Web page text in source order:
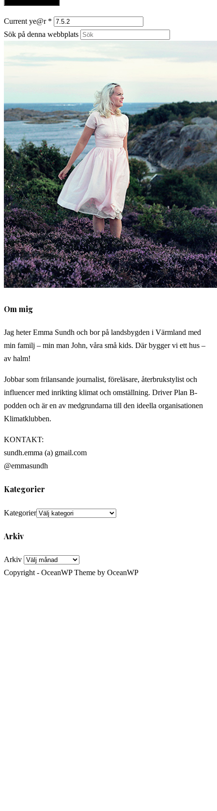
Current ye@r *
Sök på denna webbplats
Om mig
Jag heter Emma Sundh och bor på landsbygden i Värmland med
min familj – min man John, våra små kids. Där bygger vi ett hus –
av halm!
Jobbar som frilansande journalist, föreläsare, återbrukstylist och
influencer med inrikting klimat och omställning. Driver Plan B-
podden och är en av medgrundarna till den ideella organisationen
Klimatklubben.
KONTAKT:
sundh.emma (a) gmail.com
@emmasundh
Kategorier
Kategorier
Arkiv
Arkiv
Copyright - OceanWP Theme by OceanWP